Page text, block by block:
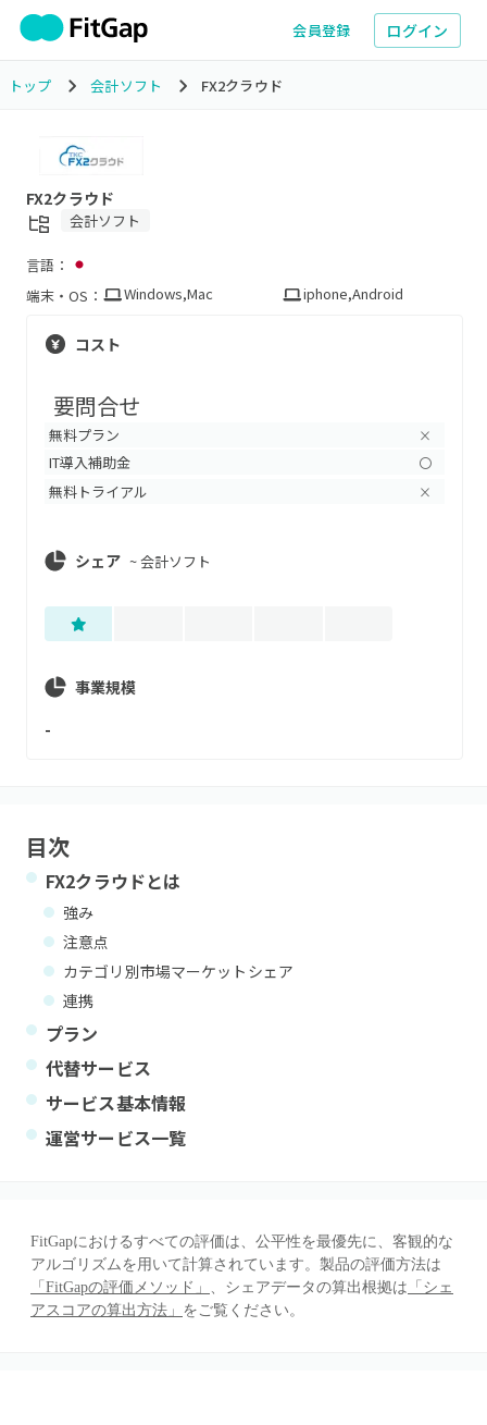
会員登録 ログイン
トップ 会計ソフト FX2クラウド
FX2クラウド
会計ソフト
言語：
端末・OS：
Windows,Mac iphone,Android
コスト
要問合せ
無料プラン ×
IT導入補助金 〇
無料トライアル ×
シェア ~会計ソフト
事業規模
-
目次
FX2クラウドとは
強み
注意点
カテゴリ別市場マーケットシェア
連携
プラン
代替サービス
サービス基本情報
運営サービス一覧
FitGapにおけるすべての評価は、公平性を最優先に、客観的な
アルゴリズムを用いて計算されています。製品の評価方法は
「FitGapの評価メソッド」 、シェアデータの算出根拠は 「シェ
アスコアの算出方法」 をご覧ください。